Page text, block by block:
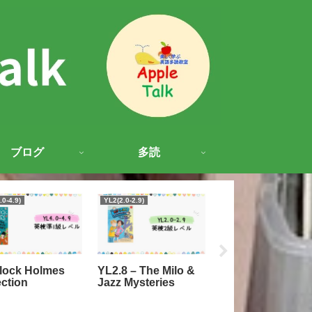
ブログ 多読
4.9)
Holmes
YL2(2.0-2.9)
YL2.8 – The Milo &
Jazz Mysteries